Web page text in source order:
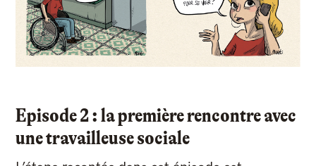
Episode 2 : la première rencontre avec
une travailleuse sociale